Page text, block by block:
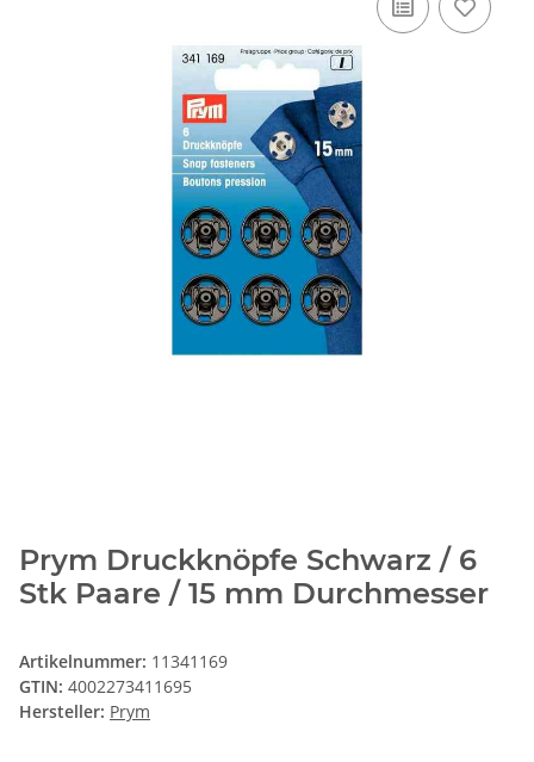
Prym Druckknöpfe Schwarz / 6
Stk Paare / 15 mm Durchmesser
Artikelnummer: 11341169
GTIN: 4002273411695
Hersteller: Prym